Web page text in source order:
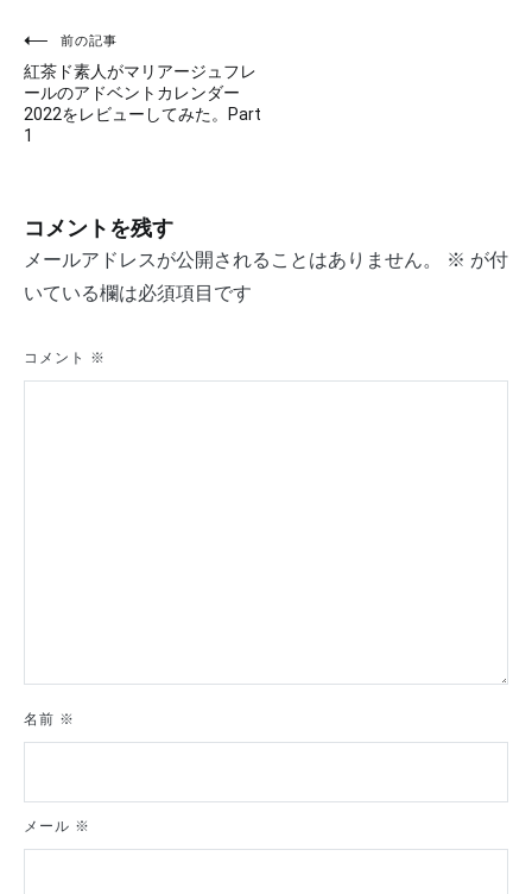
投
稿
ナ
ゲ
ー
シ
ョ
ン
前の記事
紅茶ド素人がマリアージュフレ
ールのアドベントカレンダー
2022をレビューしてみた。Part
1
コメントを残す
メールアドレスが公開されることはありません。 ※ が付
いている欄は必須項目です
コメント ※
名前 ※
メール ※